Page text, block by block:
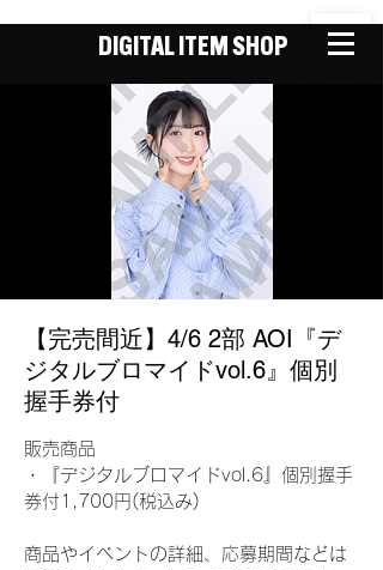
DIGITAL ITEM SHOP
【完売間近】4/6 2部 AOI『デ
ジタルブロマイドvol.6』個別
握手券付
販売商品
・『デジタルブロマイドvol.6』個別握手
券付1,700円(税込み)
商品やイベントの詳細、応募期間などは